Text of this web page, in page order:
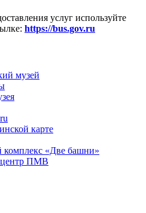
услуг используйте
https://bus.gov.ru
музей
карте
«Две башни»
центр ПМВ